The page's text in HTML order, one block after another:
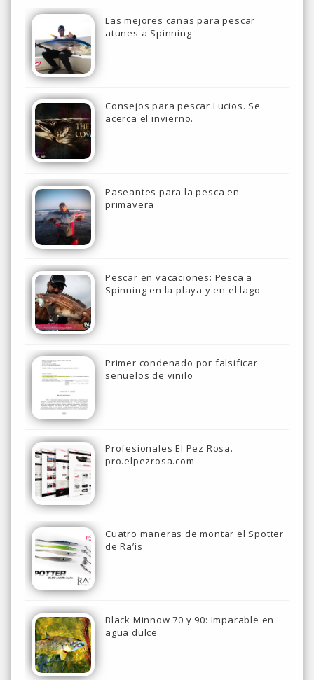
Las mejores cañas para pescar
atunes a Spinning
Consejos para pescar Lucios. Se
acerca el invierno.
Paseantes para la pesca en
primavera
Pescar en vacaciones: Pesca a
Spinning en la playa y en el lago
Primer condenado por falsificar
señuelos de vinilo
Profesionales El Pez Rosa.
pro.elpezrosa.com
Cuatro maneras de montar el Spotter
de Ra’is
Black Minnow 70 y 90: Imparable en
agua dulce